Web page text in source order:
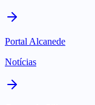
Portal Alcanede
Notícias